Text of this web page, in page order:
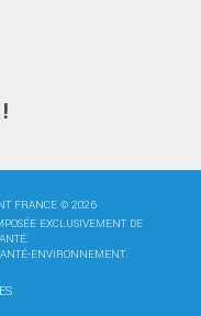
!
FRANCE © 2026
EXCLUSIVEMENT DE
ENVIRONNEMENT.